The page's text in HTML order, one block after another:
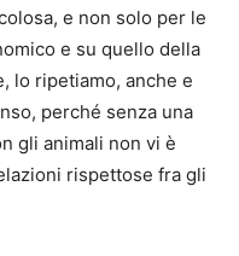
e non solo per le
e su quello della
lo ripetiamo, anche e
perché senza una
gli animali non vi è
rispettose fra gli